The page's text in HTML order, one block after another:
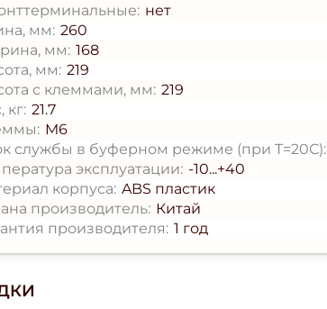
нет
мм: 260
мм: 168
мм: 219
с клеммами, мм: 219
кг: 21.7
M6
службы в буферном режиме (при T=20С):
эксплуатации: -10...+40
корпуса: ABS пластик
производитель: Китай
производителя: 1 год